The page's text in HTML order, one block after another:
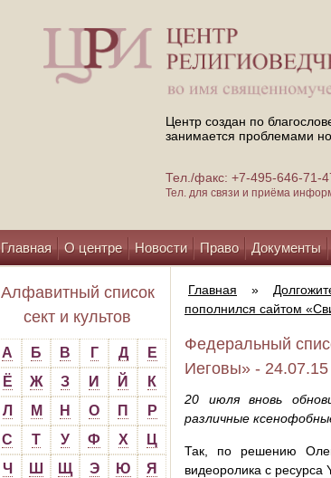
Центр создан по
занимается проблемами
Тел./факс: +7-495-646-
Тел. для связи и приёма
Главная О центре Новости Право Документы
Помощь центру
Алфавитный список
сект и культов
А Б В Г Д
Е
Ё
Ж З И Й
К
Л
М Н О П
Р
С
Т У Ф Х
Ц
Ч
Ш Щ Э Ю Я
Главная »
пополнился сайтом
Федеральный
Иеговы» - 24.07.15
20 июля вновь
различные
Так, по решению
видеоролика с ресурса